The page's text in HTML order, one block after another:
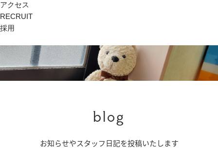
アクセス
RECRUIT
採用
blog
お知らせやスタッフ日記を投稿いたします